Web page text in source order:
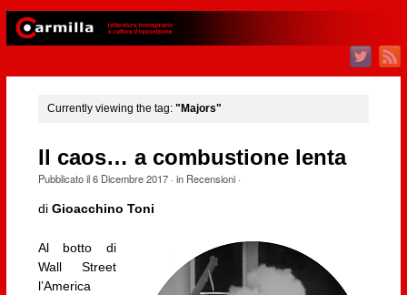
Currently viewing the tag: "Majors"
Il caos… a combustione lenta
Pubblicato il6 Dicembre 2017· in Recensioni·
di Gioacchino Toni
Al botto di
Wall Street
l’America